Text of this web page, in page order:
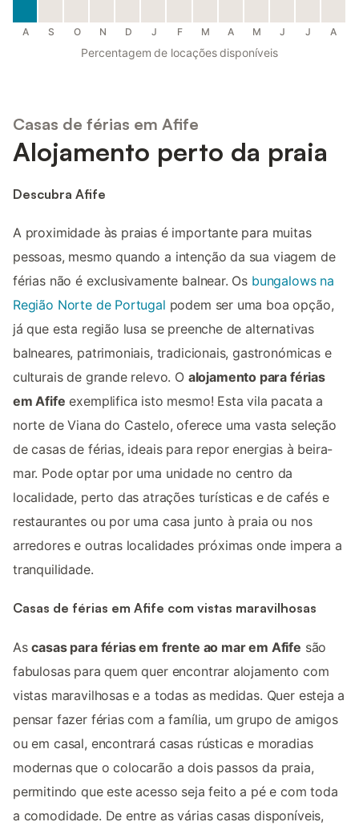
A S O N D J F M A M J J A
Percentagem de locações disponíveis
Casas de férias em Afife
Alojamento perto da praia
Descubra Afife
A proximidade às praias é importante para muitas
pessoas, mesmo quando a intenção da sua viagem de
férias não é exclusivamente balnear. Os bungalows na
Região Norte de Portugal podem ser uma boa opção,
já que esta região lusa se preenche de alternativas
balneares, patrimoniais, tradicionais, gastronómicas e
culturais de grande relevo. O alojamento para férias
em Afife exemplifica isto mesmo! Esta vila pacata a
norte de Viana do Castelo, oferece uma vasta seleção
de casas de férias, ideais para repor energias à beira-
mar. Pode optar por uma unidade no centro da
localidade, perto das atrações turísticas e de cafés e
restaurantes ou por uma casa junto à praia ou nos
arredores e outras localidades próximas onde impera a
tranquilidade.
Casas de férias em Afife com vistas maravilhosas
Ascasas para férias em frente ao mar em Afife são
fabulosas para quem quer encontrar alojamento com
vistas maravilhosas e a todas as medidas. Quer esteja a
pensar fazer férias com a família, um grupo de amigos
ou em casal, encontrará casas rústicas e moradias
modernas que o colocarão a dois passos da praia,
permitindo que este acesso seja feito a pé e com toda
a comodidade. De entre as várias casas disponíveis,